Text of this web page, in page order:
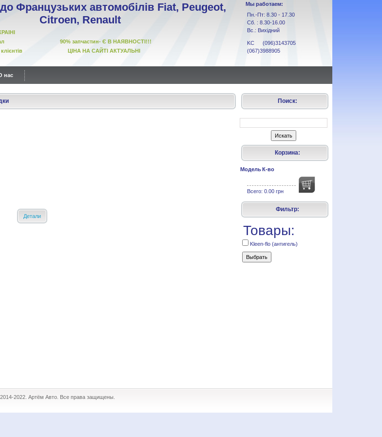
Французьких автомобілів Fiat, Peugeot,
Citroen, Renault
в УКРАІНІ
90% запчастин- Є В НАЯВНОСТІ!!!
клієнтів ЦІНА НА САЙТІ АКТУАЛЬНІ
Мы работаем:
Пн.-Пт: 8.30 - 17.30
Сб. : 8.30-16.00
Вс.: Вихідний
KC (096)3143705
(067)3988905
нас
Детали
Поиск:
Корзина:
МодельК-во
Всего: 0.00 грн
Фильтр:
Товары:
Kleen-flo (антигель)
2022. Артём Авто. Все права защищены.